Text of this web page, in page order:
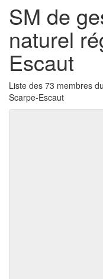
SM de
naturel
Escaut
Liste des 73 membres
Scarpe-Escaut